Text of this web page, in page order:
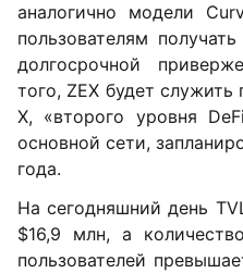
аналогично модели
пользователям
долгосрочной
того, ZEX будет
X, «второго уровня
основной сети,
года.
На сегодняшний день
$16,9 млн, а
пользователей